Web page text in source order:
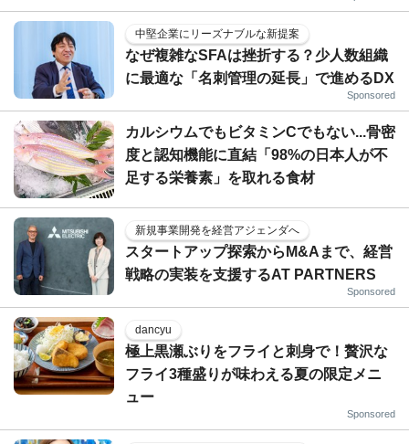
中堅企業にリーズナブルな新提案
なぜ複雑なSFAは挫折する？少人数組織
に最適な「名刺管理の延長」で進めるDX
Sponsored
カルシウムでもビタミンCでもない...骨密
度と認知機能に直結「98%の日本人が不
足する栄養素」を取れる食材
新規事業開発を経営アジェンダへ
スタートアップ探索からM&Aまで、経営
戦略の実装を支援するAT PARTNERS
Sponsored
dancyu
極上黒瀬ぶりをフライと刺身で！贅沢な
フライ3種盛りが味わえる夏の限定メニ
ュー
Sponsored